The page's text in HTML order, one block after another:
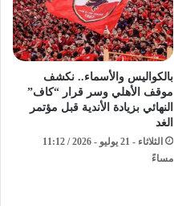
بالكواليس والأسماء.. نكشف
موقف الأهلي وسر قرار “كاف”
النهائي بزيادة الأندية قبل مؤتمر
الغد
الثلاثاء - 21 يوليو - 2026 / 11:12
مساءً